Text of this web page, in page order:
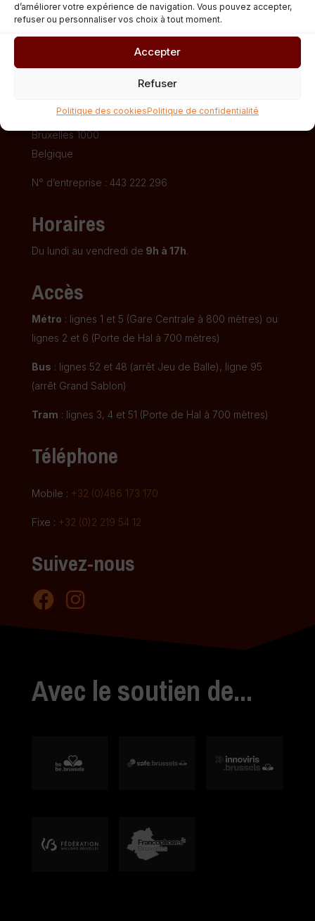
d’améliorer votre expérience de navigation. Vous pouvez accepter,
refuser ou personnaliser vos choix à tout moment.
Accepter
Refuser
Politique des cookiesPolitique de confidentialité
Fédération CIDJ
(Porte Garage)
Bruxelles 1000
Belgique
N° d’entreprise : 443 222 296
Horaires
Du lundi au vendredi de 9h à 17h.
Accès
Métro : lignes 1 et 5 (Gare Centrale à 800 mètres) ou
lignes 2 et 6 (Porte de Hal à 700 mètres)
Bus : lignes 52 et 48 (arrêt Jeu de Balle), ligne 95
(arrêt Grand Sablon)
Tram : lignes 3, 4 et 51 (Porte de Hal à 700 mètres)
Téléphone
Mobile : +32 (0)486 173 170
Fixe : +32 (0)2 219 54 12
Suivez-nous
Avec le soutien de...